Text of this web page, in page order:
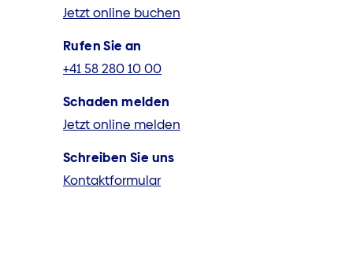
Jetzt online buchen
Rufen Sie an
+41 58 280 10 00
Schaden melden
Jetzt online melden
Schreiben Sie uns
Kontaktformular